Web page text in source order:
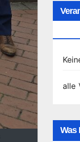
alle
Was